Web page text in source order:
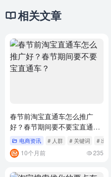
相关文章
春节前淘宝直通车怎么推广
好？春节期间要不要宝直通
车？电商资讯 # 人群 # 关键词 # 出价
10个月前 235